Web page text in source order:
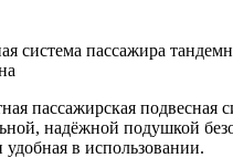
система пассажира
пассажирская подвесная
надёжной подушкой
удобная в использовании.